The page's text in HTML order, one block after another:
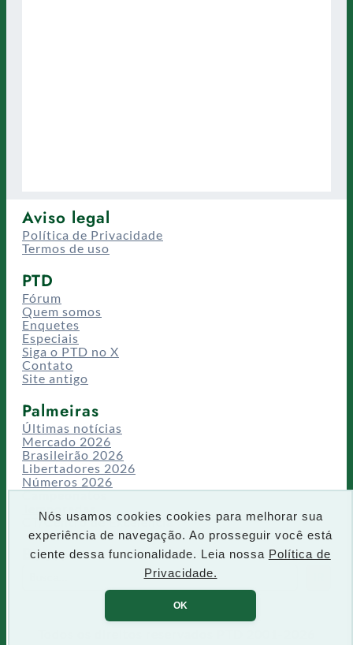
Nós usamos cookies cookies para melhorar sua
experiência de navegação. Ao prosseguir você está
ciente dessa funcionalidade. Leia nossa Política de
Privacidade.
OK
Aviso legal
Política de Privacidade
Termos de uso
PTD
Fórum
Quem somos
Enquetes
Especiais
Siga o PTD no X
Contato
Site antigo
Palmeiras
Últimas notícias
Mercado 2026
Brasileirão 2026
Libertadores 2026
Números 2026
Campeonatos
Temporadas
CT/Centro de Excelência
Busca
P
e
q
u